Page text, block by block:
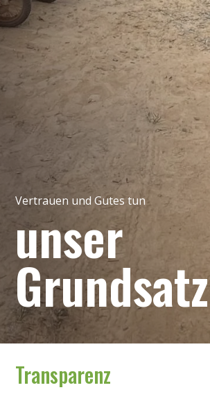
Vertrauen und Gutes tun
unser
Grundsatz
Transparenz